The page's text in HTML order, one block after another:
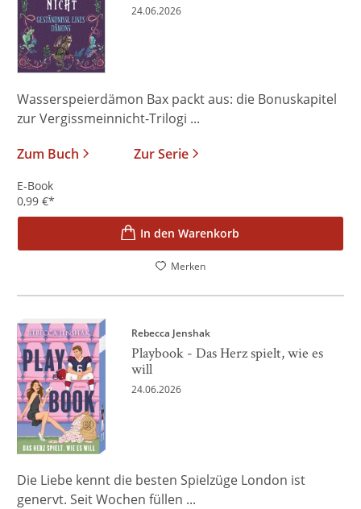
24.06.2026
Wasserspeierdämon Bax packt aus: die Bonuskapitel
zur Vergissmeinnicht-Trilogi ...
Zum Buch
Zur Serie
E-Book
0,99 €*
In den Warenkorb
Merken
Rebecca Jenshak
Playbook - Das Herz spielt, wie es
will
24.06.2026
Die Liebe kennt die besten Spielzüge London ist
genervt. Seit Wochen füllen ...